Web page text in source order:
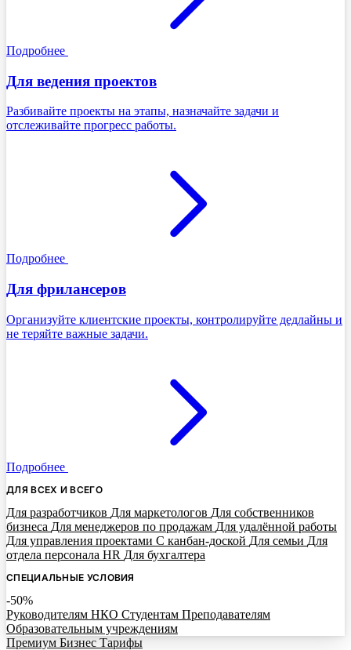
Подробнее
Для ведения проектов
Разбивайте проекты на этапы, назначайте задачи и
отслеживайте прогресс работы.
Подробнее
Для фрилансеров
Организуйте клиентские проекты, контролируйте дедлайны и
не теряйте важные задачи.
Подробнее
ДЛЯ ВСЕХ И ВСЕГО
Для разработчиков Для маркетологов Для собственников
бизнеса Для менеджеров по продажам Для удалённой работы
Для управления проектами С канбан-доской Для семьи Для
отдела персонала HR Для бухгалтера
СПЕЦИАЛЬНЫЕ УСЛОВИЯ
-50%
Руководителям НКО Студентам Преподавателям
Образовательным учреждениям
Премиум Бизнес Тарифы